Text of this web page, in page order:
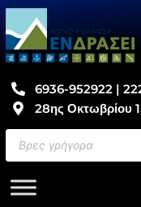
6936-952922 |
28ης Οκτωβρίου